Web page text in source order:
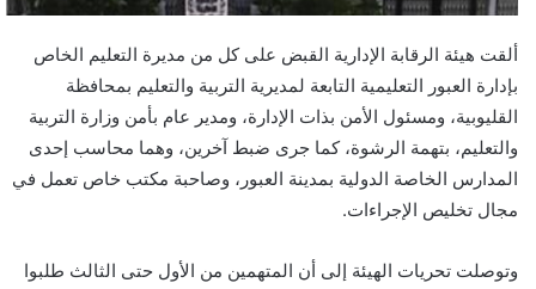
ألقت هيئة الرقابة الإدارية القبض على كل من مديرة التعليم الخاص
بإدارة العبور التعليمية التابعة لمديرية التربية والتعليم بمحافظة
القليوبية، ومسئول الأمن بذات الإدارة، ومدير عام بأمن وزارة التربية
والتعليم، بتهمة الرشوة، كما جرى ضبط آخرين، وهما محاسب إحدى
المدارس الخاصة الدولية بمدينة العبور، وصاحبة مكتب خاص تعمل في
مجال تخليص الإجراءات.
وتوصلت تحريات الهيئة إلى أن المتهمين من الأول حتى الثالث طلبوا